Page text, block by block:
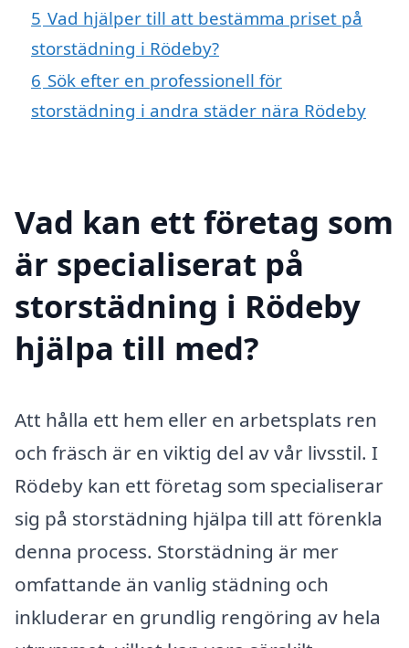
5 Vad hjälper till att bestämma priset på
storstädning i Rödeby?
6 Sök efter en professionell för
storstädning i andra städer nära Rödeby
Vad kan ett företag som
är specialiserat på
storstädning i Rödeby
hjälpa till med?
Att hålla ett hem eller en arbetsplats ren
och fräsch är en viktig del av vår livsstil. I
Rödeby kan ett företag som specialiserar
sig på storstädning hjälpa till att förenkla
denna process. Storstädning är mer
omfattande än vanlig städning och
inkluderar en grundlig rengöring av hela